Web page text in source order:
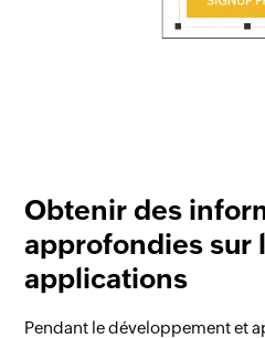
Obtenir des
approfondies sur
applications
Pendant le développement et